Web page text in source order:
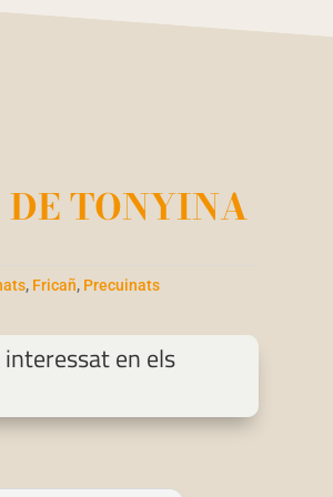
TONYINA
, Fricañ, Precuinats
en els